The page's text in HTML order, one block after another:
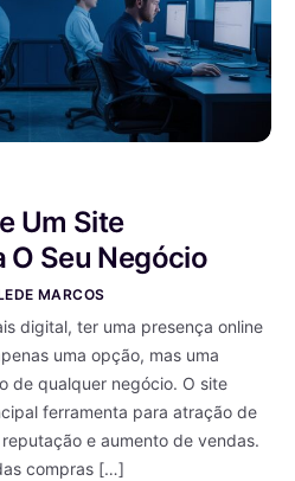
Um Site
O Seu Negócio
MARCOS
digital, ter uma presença online
uma opção, mas uma
de qualquer negócio. O site
ferramenta para atração de
e aumento de vendas.
compras […]